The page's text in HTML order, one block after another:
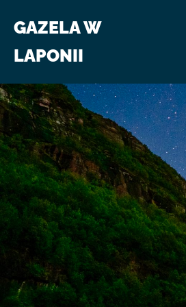
GAZELA W
LAPONII